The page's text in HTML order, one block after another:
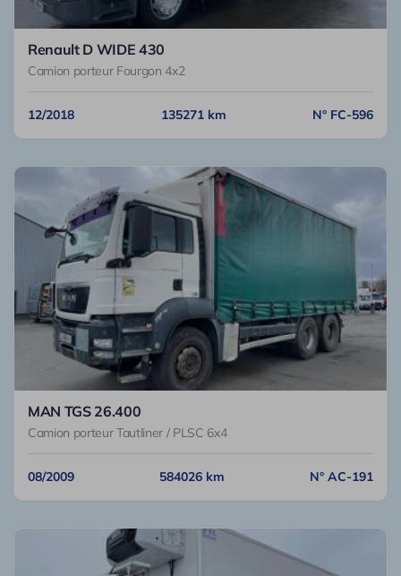
Renault D WIDE 430
Camion porteur Fourgon 4x2
12/2018 135271 km N° FC-596
MAN TGS 26.400
Camion porteur Tautliner / PLSC 6x4
08/2009 584026 km N° AC-191